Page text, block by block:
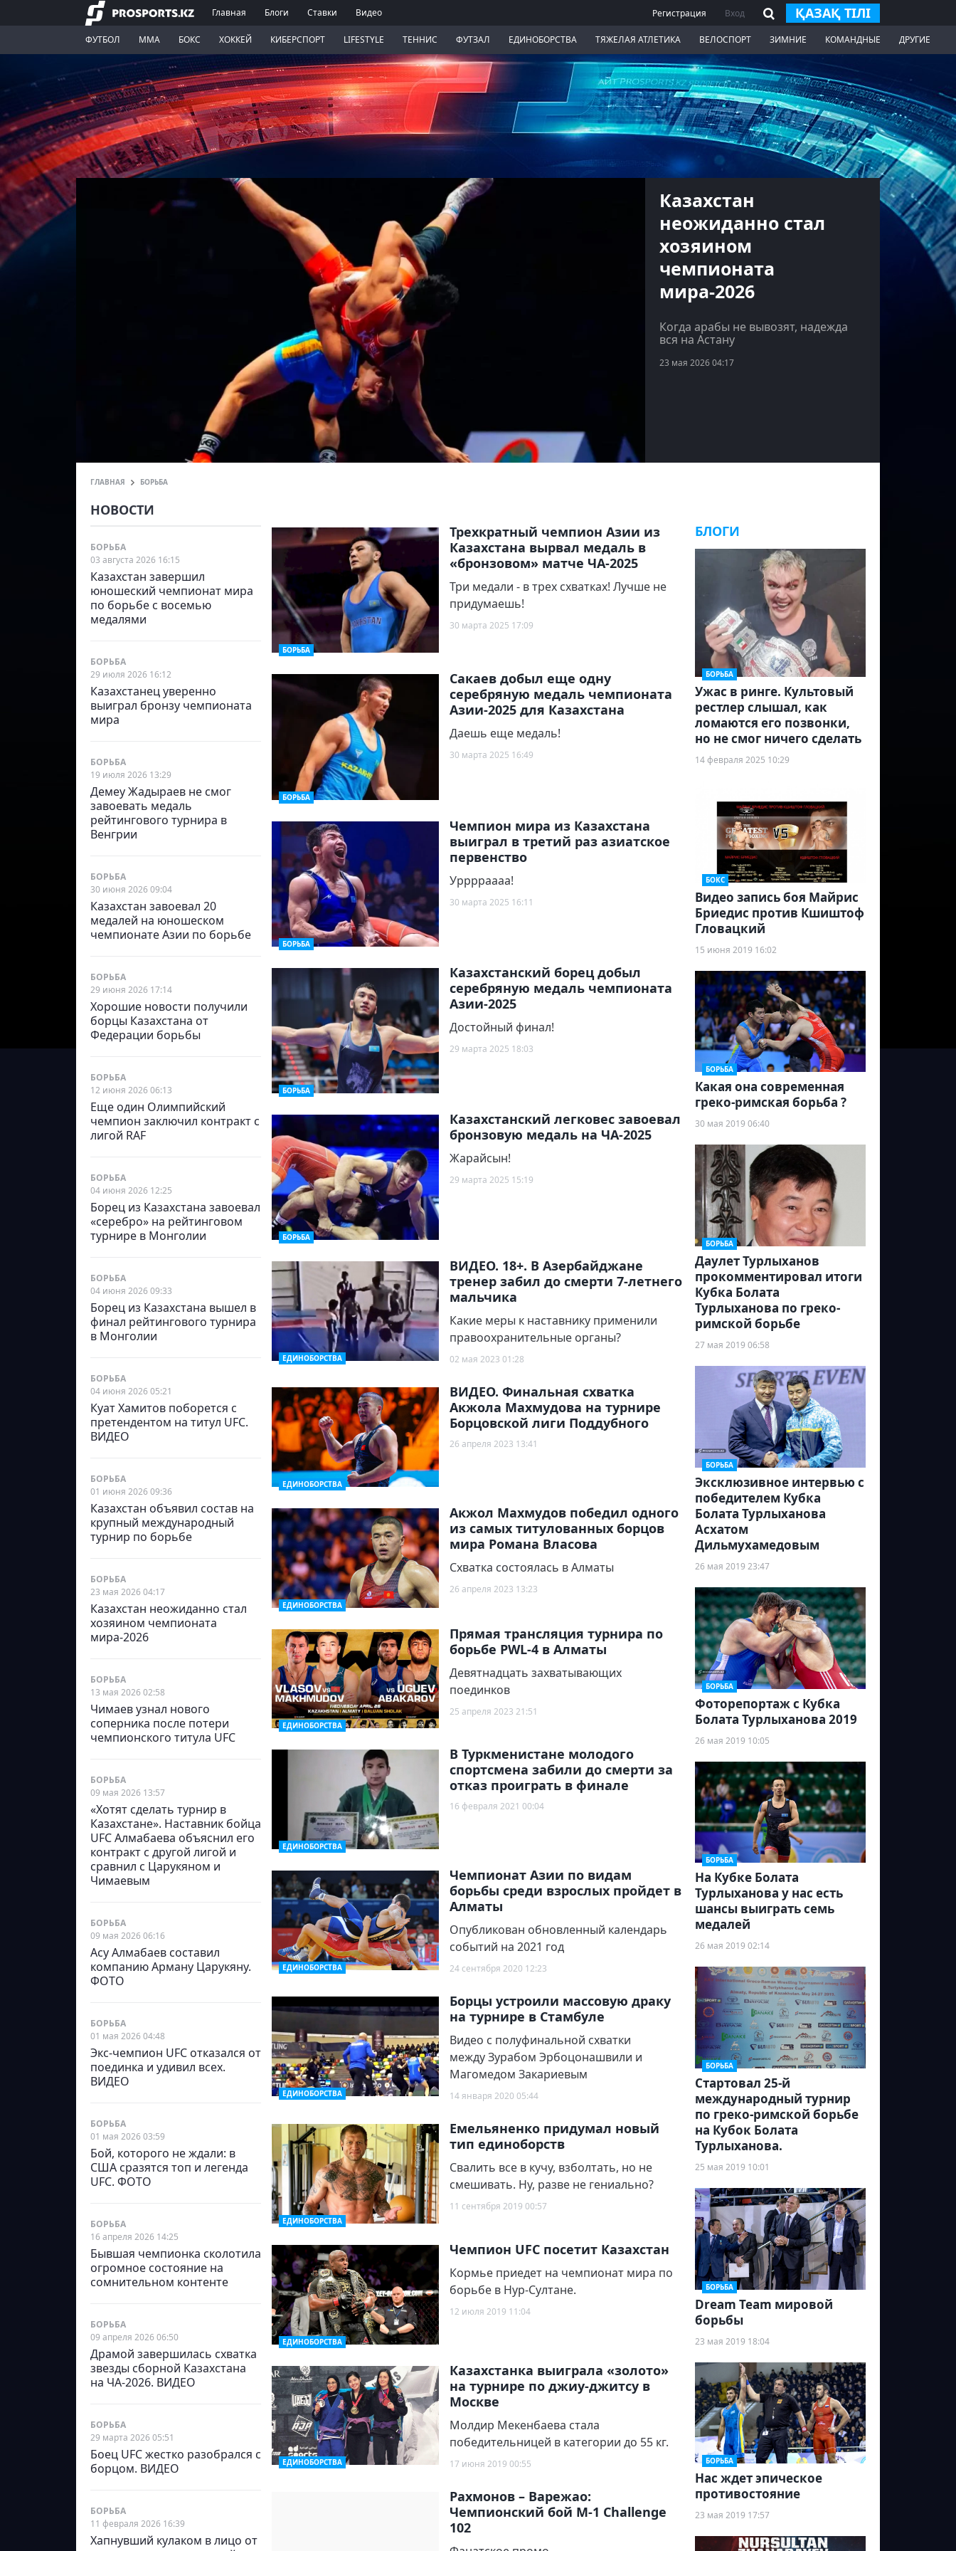
Главная Блоги Ставки Видео Регистрация Вход ҚАЗАҚ ТІЛІ
ФУТБОЛ ММА БОКС ХОККЕЙ КИБЕРСПОРТ LIFESTYLE ТЕННИС ФУТЗАЛ ЕДИНОБОРСТВА ТЯЖЕЛАЯ АТЛЕТИКА ВЕЛОСПОРТ ЗИМНИЕ КОМАНДНЫЕ ДРУГИЕ
Казахстан
неожиданно стал
хозяином
чемпионата
мира-2026
Когда арабы не вывозят, надежда
вся на Астану
23 мая 2026 04:17
ГЛАВНАЯ БОРЬБА
НОВОСТИ
БОРЬБА
03 августа 2026 16:15
Казахстан завершил
юношеский чемпионат мира
по борьбе с восемью
медалями
БОРЬБА
29 июля 2026 16:12
Казахстанец уверенно
выиграл бронзу чемпионата
мира
БОРЬБА
19 июля 2026 13:29
Демеу Жадыраев не смог
завоевать медаль
рейтингового турнира в
Венгрии
БОРЬБА
30 июня 2026 09:04
Казахстан завоевал 20
медалей на юношеском
чемпионате Азии по борьбе
БОРЬБА
29 июня 2026 17:14
Хорошие новости получили
борцы Казахстана от
Федерации борьбы
БОРЬБА
12 июня 2026 06:13
Еще один Олимпийский
чемпион заключил контракт с
лигой RAF
БОРЬБА
04 июня 2026 12:25
Борец из Казахстана завоевал
«серебро» на рейтинговом
турнире в Монголии
БОРЬБА
04 июня 2026 09:33
Борец из Казахстана вышел в
финал рейтингового турнира
в Монголии
БОРЬБА
04 июня 2026 05:21
Куат Хамитов поборется с
претендентом на титул UFC.
ВИДЕО
БОРЬБА
01 июня 2026 09:36
Казахстан объявил состав на
крупный международный
турнир по борьбе
БОРЬБА
23 мая 2026 04:17
Казахстан неожиданно стал
хозяином чемпионата
мира-2026
БОРЬБА
13 мая 2026 02:58
Чимаев узнал нового
соперника после потери
чемпионского титула UFC
БОРЬБА
09 мая 2026 13:57
«Хотят сделать турнир в
Казахстане». Наставник бойца
UFC Алмабаева объяснил его
контракт с другой лигой и
сравнил с Царукяном и
Чимаевым
БОРЬБА
09 мая 2026 06:16
Асу Алмабаев составил
компанию Арману Царукяну.
ФОТО
БОРЬБА
01 мая 2026 04:48
Экс-чемпион UFC отказался от
поединка и удивил всех.
ВИДЕО
БОРЬБА
01 мая 2026 03:59
Бой, которого не ждали: в
США сразятся топ и легенда
UFC. ФОТО
БОРЬБА
16 апреля 2026 14:25
Бывшая чемпионка сколотила
огромное состояние на
сомнительном контенте
БОРЬБА
09 апреля 2026 06:50
Драмой завершилась схватка
звезды сборной Казахстана
на ЧА-2026. ВИДЕО
БОРЬБА
29 марта 2026 05:51
Боец UFC жестко разобрался с
борцом. ВИДЕО
БОРЬБА
11 февраля 2026 16:39
Хапнувший кулаком в лицо от
БОРЬБА
Трехкратный чемпион Азии из
Казахстана вырвал медаль в
«бронзовом» матче ЧА-2025
Три медали - в трех схватках! Лучше не
придумаешь!
30 марта 2025 17:09
БОРЬБА
Сакаев добыл еще одну
серебряную медаль чемпионата
Азии-2025 для Казахстана
Даешь еще медаль!
30 марта 2025 16:49
БОРЬБА
Чемпион мира из Казахстана
выиграл в третий раз азиатское
первенство
Урррраааа!
30 марта 2025 16:11
БОРЬБА
Казахстанский борец добыл
серебряную медаль чемпионата
Азии-2025
Достойный финал!
29 марта 2025 18:03
БОРЬБА
Казахстанский легковес завоевал
бронзовую медаль на ЧА-2025
Жарайсын!
29 марта 2025 15:19
ЕДИНОБОРСТВА
ВИДЕО. 18+. В Азербайджане
тренер забил до смерти 7-летнего
мальчика
Какие меры к наставнику применили
правоохранительные органы?
02 мая 2023 01:28
ЕДИНОБОРСТВА
ВИДЕО. Финальная схватка
Акжола Махмудова на турнире
Борцовской лиги Поддубного
26 апреля 2023 13:41
ЕДИНОБОРСТВА
Акжол Махмудов победил одного
из самых титулованных борцов
мира Романа Власова
Схватка состоялась в Алматы
26 апреля 2023 13:23
ЕДИНОБОРСТВА
Прямая трансляция турнира по
борьбе PWL-4 в Алматы
Девятнадцать захватывающих
поединков
25 апреля 2023 21:51
ЕДИНОБОРСТВА
В Туркменистане молодого
спортсмена забили до смерти за
отказ проиграть в финале
16 февраля 2021 00:04
ЕДИНОБОРСТВА
Чемпионат Азии по видам
борьбы среди взрослых пройдет в
Алматы
Опубликован обновленный календарь
событий на 2021 год
24 сентября 2020 12:23
ЕДИНОБОРСТВА
Борцы устроили массовую драку
на турнире в Стамбуле
Видео с полуфинальной схватки
между Зурабом Эрбоцонашвили и
Магомедом Закариевым
14 января 2020 05:44
ЕДИНОБОРСТВА
Емельяненко придумал новый
тип единоборств
Свалить все в кучу, взболтать, но не
смешивать. Ну, разве не гениально?
11 сентября 2019 00:57
ЕДИНОБОРСТВА
Чемпион UFC посетит Казахстан
Кормье приедет на чемпионат мира по
борьбе в Нур-Султане.
12 июля 2019 11:04
ЕДИНОБОРСТВА
Казахстанка выиграла «золото»
на турнире по джиу-джитсу в
Москве
Молдир Мекенбаева стала
победительницей в категории до 55 кг.
17 июня 2019 00:55
Рахмонов – Варежао:
Чемпионский бой М-1 Сhallenge
102
БЛОГИ
БОРЬБА
Ужас в ринге. Культовый
рестлер слышал, как
ломаются его позвонки,
но не смог ничего сделать
14 февраля 2025 10:29
БОКС
Видео запись боя Майрис
Бриедис против Кшиштоф
Гловацкий
15 июня 2019 16:02
БОРЬБА
Какая она современная
греко-римская борьба ?
30 мая 2019 06:40
БОРЬБА
Даулет Турлыханов
прокомментировал итоги
Кубка Болата
Турлыханова по греко-
римской борьбе
27 мая 2019 06:58
БОРЬБА
Эксклюзивное интервью с
победителем Кубка
Болата Турлыханова
Асхатом
Дильмухамедовым
26 мая 2019 23:47
БОРЬБА
Фоторепортаж с Кубка
Болата Турлыханова 2019
26 мая 2019 10:05
БОРЬБА
На Кубке Болата
Турлыханова у нас есть
шансы выиграть семь
медалей
26 мая 2019 02:14
БОРЬБА
Стартовал 25-й
международный турнир
по греко-римской борьбе
на Кубок Болата
Турлыханова.
25 мая 2019 10:01
БОРЬБА
Dream Team мировой
борьбы
23 мая 2019 18:04
БОРЬБА
Нас ждет эпическое
противостояние
23 мая 2019 17:57